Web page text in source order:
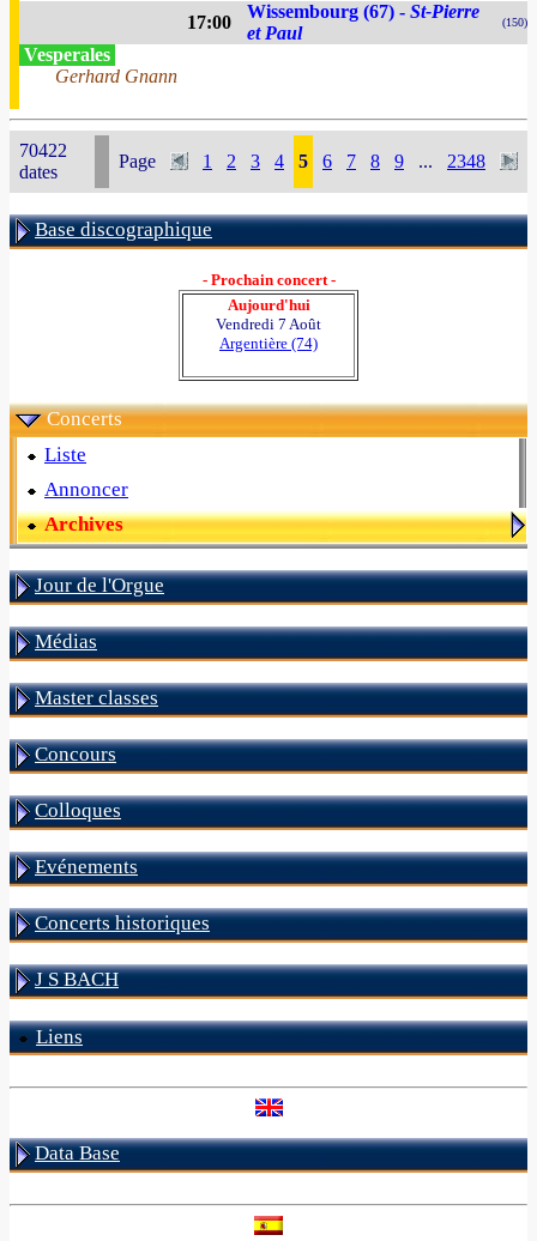
17:00
Wissembourg (67) - St-Pierre
et Paul
(150)
Vesperales
Gerhard Gnann
70422
dates
Page 1 2 3 4 5 6 7 8 9 ... 2348
Base discographique
- Prochain concert -
Aujourd'hui
Vendredi 7 Août
Argentière (74)
Concerts
Liste
Annoncer
Archives
Jour de l'Orgue
Médias
Master classes
Concours
Colloques
Evénements
Concerts historiques
J S BACH
Liens
Data Base